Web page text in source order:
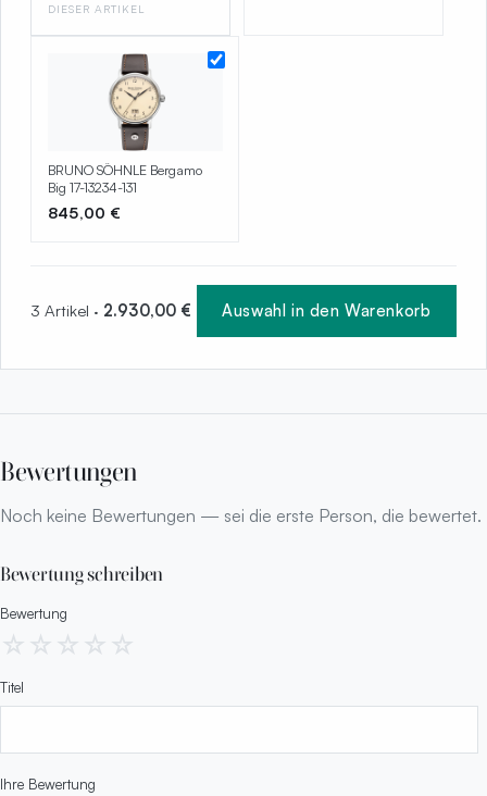
DIESER ARTIKEL
BRUNO SÖHNLE Bergamo
Big 17-13234-131
845,00 €
3 Artikel · 2.930,00 € Auswahl in den Warenkorb
Bewertungen
Noch keine Bewertungen — sei die erste Person, die bewertet.
Bewertung schreiben
Bewertung
☆ ☆ ☆ ☆ ☆
Titel
Ihre Bewertung